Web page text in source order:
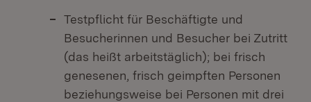
Testpflicht für Beschäftigte und
Besucherinnen und Besucher bei Zutritt
(das heißt arbeitstäglich); bei frisch
genesenen, frisch geimpften Personen
beziehungsweise bei Personen mit drei